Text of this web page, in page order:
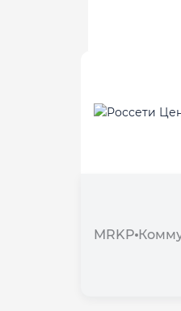
MRKP